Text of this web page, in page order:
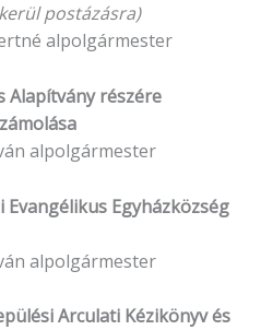
postázásra)
alpolgármester
részére
alpolgármester
Egyházközség
alpolgármester
Arculati Kézikönyv és